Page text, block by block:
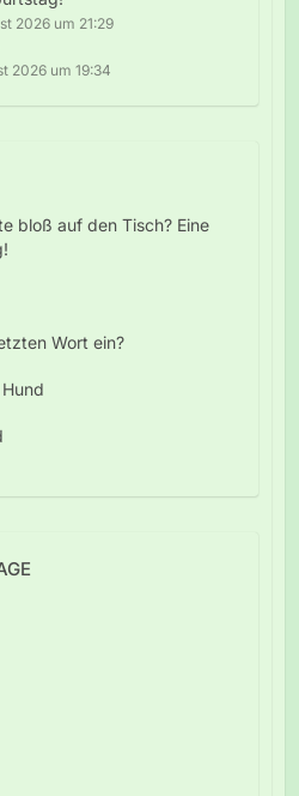
2026 um 21:29
2026 um 19:34
bloß auf den Tisch? Eine
Wort ein?